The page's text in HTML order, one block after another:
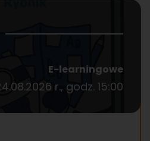
E-learningowe
r., godz. 15:00